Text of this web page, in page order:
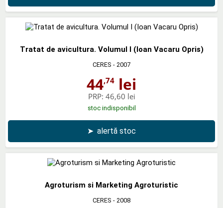
Tratat de avicultura. Volumul I (Ioan Vacaru Opris)
CERES - 2007
44,74 lei
PRP: 46,60 lei
stoc indisponibil
➤ alertă stoc
Agroturism si Marketing Agroturistic
CERES - 2008